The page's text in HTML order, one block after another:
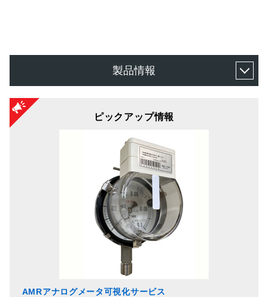
製品情報
ピックアップ情報
AMRアナログメータ可視化サービス